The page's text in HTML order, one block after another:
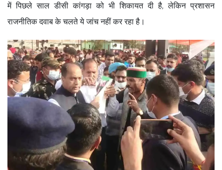
में पिछले साल डीसी कांगड़ा को भी शिकायत दी है, लेकिन प्रशासन
राजनीतिक दवाब के चलते ये जांच नहीं कर रहा है।